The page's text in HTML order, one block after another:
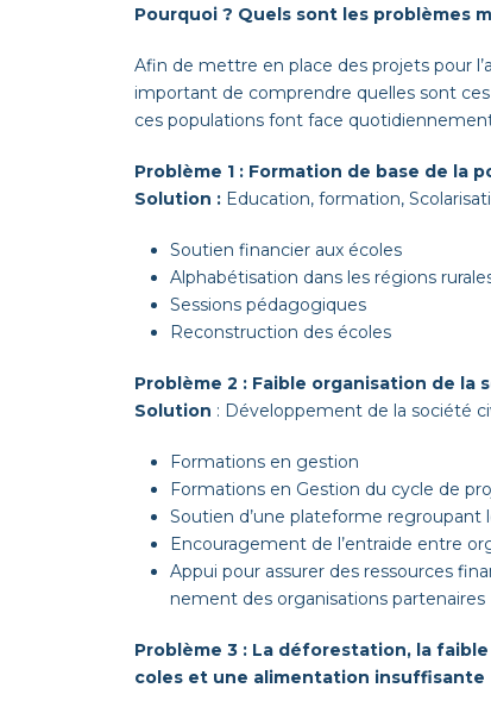
Pourquoi ? Quels sont les prob­lèmes
Afin de met­tre en place des pro­jets pour
impor­tant de com­pren­dre quelles sont
ces pop­u­la­tions font face
Prob­lème 1 : For­ma­tion de base de la
Solu­tion :Edu­ca­tion, for­ma­tion,
Sou­tien financier aux écoles
Alphabéti­sa­tion dans les régions
Ses­sions pédagogiques
Recon­struc­tion des écoles
Prob­lème 2 : Faible organ­i­sa­tion de la
Solu­tion : Développe­ment de la société
For­ma­tions en gestion
For­ma­tions en Ges­tion du cycle de
Sou­tien d’une plate­forme regroupant
Encour­age­ment de l’entraide entre
Appui pour assurer des ressources
nement des organ­i­sa­tions partenaires
Prob­lème 3 : La déforesta­tion, la
coles et une ali­men­ta­tion insuffisante